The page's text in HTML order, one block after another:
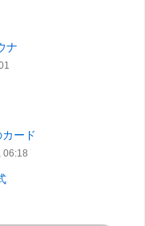
ナ
ード
06:18